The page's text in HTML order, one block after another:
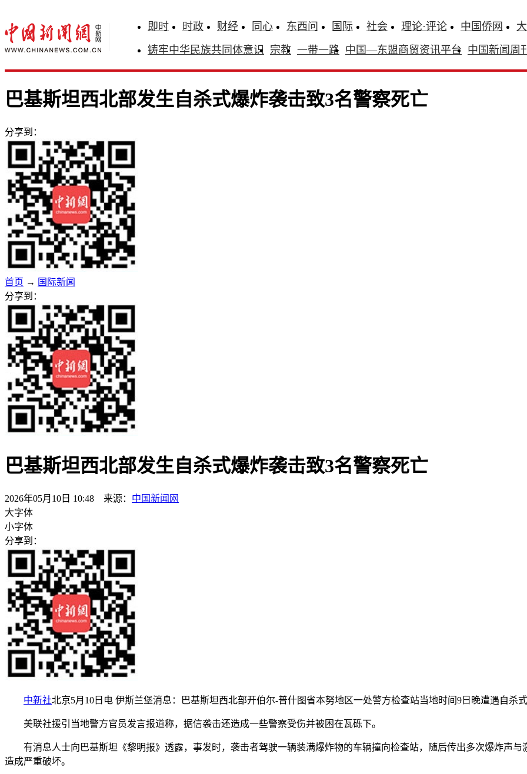
即时 时政 财经 同心 东西问 国际 社会 理论·评论 中国侨网
铸牢中华民族共同体意识 宗教 一带一路 中国—东盟商贸资讯平台 中国新闻周
巴基斯坦西北部发生自杀式爆炸袭击致3名警察死亡
分享到：
首页 → 国际新闻
分享到：
巴基斯坦西北部发生自杀式爆炸袭击致3名警察死亡
2026年05月10日 10:48 来源： 中国新闻网
大字体
小字体
分享到：
中新社北京5月10日电 伊斯兰堡消息：巴基斯坦西北部开伯尔-普什图省本努地区一处警方检查站当地时间9日晚遭遇自杀
美联社援引当地警方官员发言报道称，据信袭击还造成一些警察受伤并被困在瓦砾下。
有消息人士向巴基斯坦《黎明报》透露，事发时，袭击者驾驶一辆装满爆炸物的车辆撞向检查站，随后传出多次爆炸声与
造成严重破坏。